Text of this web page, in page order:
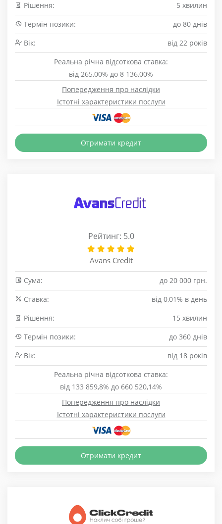
Рішення:
5 хвилин
Термін позики:
до 80 днів
Вік:
від 22 років
Реальна річна відсоткова ставка:
від 265,00% до 8 136,00%
Попередження про наслідки
Істотні характеристики послуги
Отримати кредит
Рейтинг: 5.0
Avans Credit
Сума:
до 20 000 грн.
Cтавка:
від 0,01% в день
Рішення:
15 хвилин
Термін позики:
до 360 днів
Вік:
від 18 років
Реальна річна відсоткова ставка:
від 133 859,8% до 660 520,14%
Попередження про наслідки
Істотні характеристики послуги
Отримати кредит